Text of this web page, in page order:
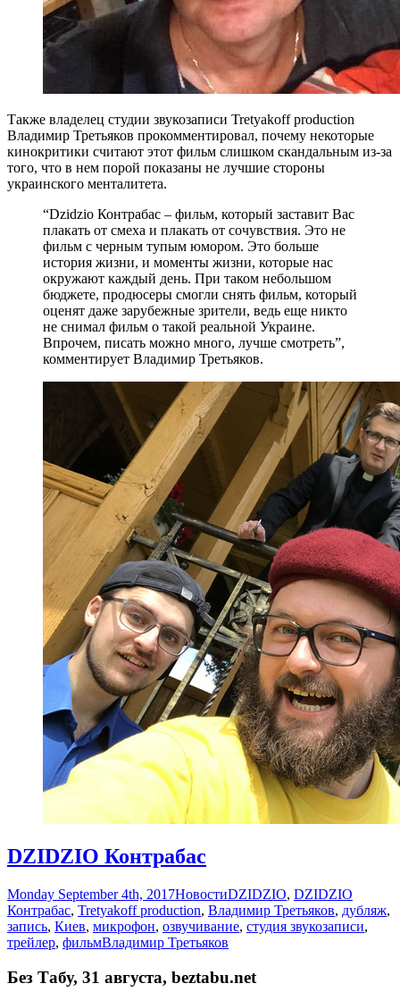
Также владелец студии звукозаписи Tretyakoff production
Владимир Третьяков прокомментировал, почему некоторые
кинокритики считают этот фильм слишком скандальным из-за
того, что в нем порой показаны не лучшие стороны
украинского менталитета.
“Dzidzio Контрабас – фильм, который заставит Вас
плакать от смеха и плакать от сочувствия. Это не
фильм с черным тупым юмором. Это больше
история жизни, и моменты жизни, которые нас
окружают каждый день. При таком небольшом
бюджете, продюсеры смогли снять фильм, который
оценят даже зарубежные зрители, ведь еще никто
не снимал фильм о такой реальной Украине.
Впрочем, писать можно много, лучше смотреть”,
комментирует Владимир Третьяков.
DZIDZIO Контрабас
Monday September 4th, 2017НовостиDZIDZIO, DZIDZIO
Контрабас, Tretyakoff production, Владимир Третьяков, дубляж,
запись, Киев, микрофон, озвучивание, студия звукозаписи,
трейлер, фильмВладимир Третьяков
Без Табу, 31 августа, beztabu.net